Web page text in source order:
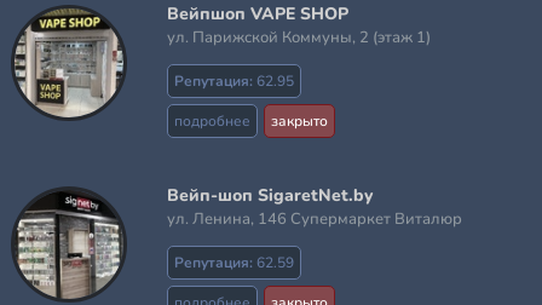
Вейпшоп VAPE SHOP
ул. Парижской Коммуны, 2 (этаж 1)
Репутация: 62.95
подробнее закрыто
Вейп-шоп SigaretNet.by
ул. Ленина, 146 Супермаркет Виталюр
Репутация: 62.59